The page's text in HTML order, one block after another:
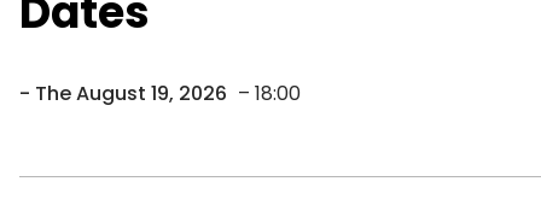
Dates
The August 19, 2026 – 18:00